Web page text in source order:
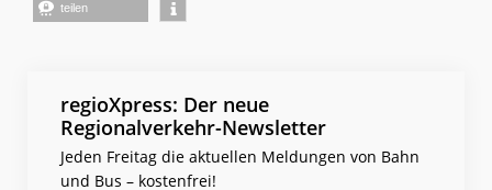
teilen
regioXpress: Der neue
Regionalverkehr-Newsletter
Jeden Freitag die aktuellen Meldungen von Bahn
und Bus – kostenfrei!